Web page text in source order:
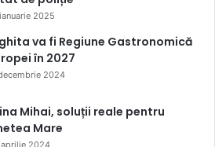
2025
va fi Regiune Gastronomică
în 2027
2024
Mihai, soluții reale pentru
Mare
2024